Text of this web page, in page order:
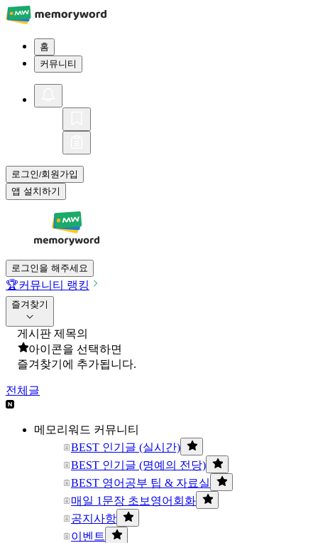
홈
커뮤니티
로그인/회원가입
앱 설치하기
로그인을 해주세요
🏆커뮤니티 랭킹
즐겨찾기
게시판 제목의
아이콘을 선택하면
즐겨찾기에 추가됩니다.
전체글
메모리워드 커뮤니티
BEST 인기글 (실시간)
BEST 인기글 (명예의 전당)
BEST 영어공부 팁 & 자료실
매일 1문장 초보영어회화
공지사항
이벤트